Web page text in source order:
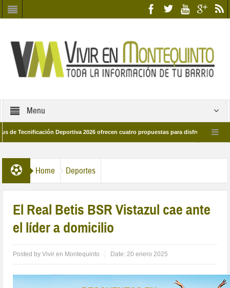
Menu
Deportiva 2026 ofrecen cuatro propuestas para disfrutar del deporte
Home Deportes
El Real Betis BSR Vistazul cae ante
el líder a domicilio
Posted byVivir en Montequinto Date:20 enero 2025